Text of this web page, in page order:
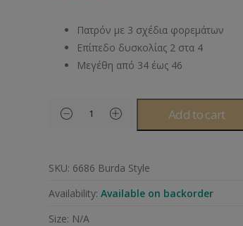
Μοντγκόμερι
Άλλα Υλικά
Πατρόν με 3 σχέδια φορεμάτων
Επίπεδο δυσκολίας 2 στα 4
Μεγέθη από 34 έως 46
Add to cart
SKU: 6686 Burda Style
Availability: Available on backorder
Size: N/A